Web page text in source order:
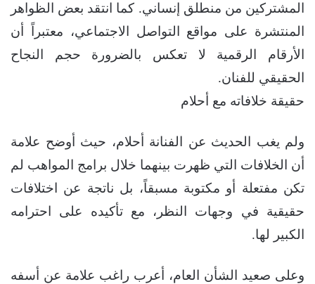
المشتركين من منطلق إنساني. كما انتقد بعض الظواهر
المنتشرة على مواقع التواصل الاجتماعي، معتبراً أن
الأرقام الرقمية لا تعكس بالضرورة حجم النجاح
الحقيقي للفنان.
حقيقة خلافاته مع أحلام
ولم يغب الحديث عن الفنانة أحلام، حيث أوضح علامة
أن الخلافات التي ظهرت بينهما خلال برامج المواهب لم
تكن مفتعلة أو مكتوبة مسبقاً، بل ناتجة عن اختلافات
حقيقية في وجهات النظر، مع تأكيده على احترامه
الكبير لها.
وعلى صعيد الشأن العام، أعرب راغب علامة عن أسفه